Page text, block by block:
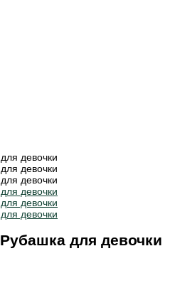
Рубашка для девочки